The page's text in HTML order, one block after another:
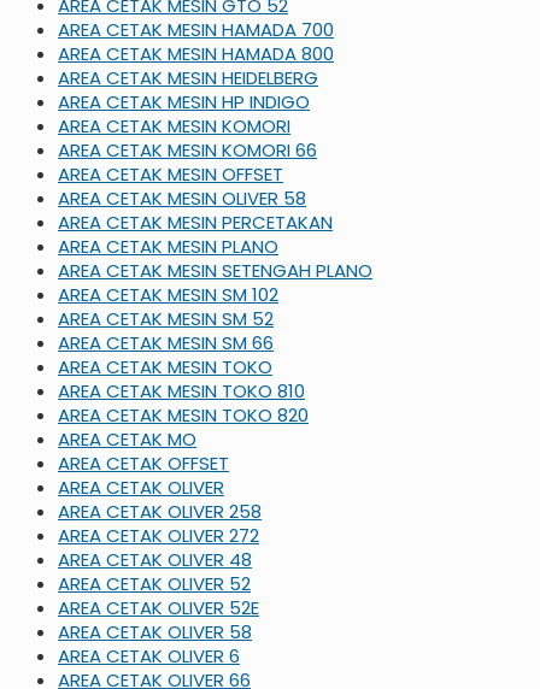
AREA CETAK MESIN GTO 52
AREA CETAK MESIN HAMADA 700
AREA CETAK MESIN HAMADA 800
AREA CETAK MESIN HEIDELBERG
AREA CETAK MESIN HP INDIGO
AREA CETAK MESIN KOMORI
AREA CETAK MESIN KOMORI 66
AREA CETAK MESIN OFFSET
AREA CETAK MESIN OLIVER 58
AREA CETAK MESIN PERCETAKAN
AREA CETAK MESIN PLANO
AREA CETAK MESIN SETENGAH PLANO
AREA CETAK MESIN SM 102
AREA CETAK MESIN SM 52
AREA CETAK MESIN SM 66
AREA CETAK MESIN TOKO
AREA CETAK MESIN TOKO 810
AREA CETAK MESIN TOKO 820
AREA CETAK MO
AREA CETAK OFFSET
AREA CETAK OLIVER
AREA CETAK OLIVER 258
AREA CETAK OLIVER 272
AREA CETAK OLIVER 48
AREA CETAK OLIVER 52
AREA CETAK OLIVER 52E
AREA CETAK OLIVER 58
AREA CETAK OLIVER 6
AREA CETAK OLIVER 66